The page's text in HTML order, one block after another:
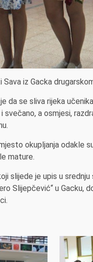
iz Gacka
da se sliva rijeka
svečano, a osmjesi,
okupljanja odakle
mature.
slijede je upis u
Slijepčević“ u Gacku,